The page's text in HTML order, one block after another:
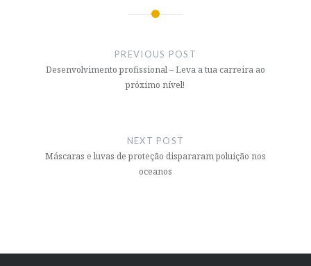
PREVIOUS POST
Desenvolvimento profissional – Leva a tua carreira ao
próximo nível!
NEXT POST
Máscaras e luvas de proteção dispararam poluição nos
oceanos